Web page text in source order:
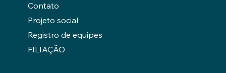
Contato
Projeto social
Registro de equipes
FILIAÇÃO